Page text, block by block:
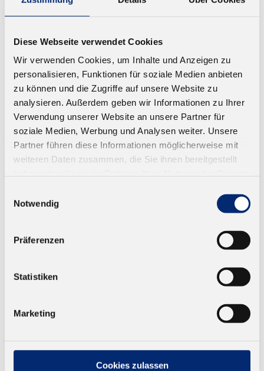
Diese Webseite verwendet Cookies
Wir verwenden Cookies, um Inhalte und Anzeigen zu
personalisieren, Funktionen für soziale Medien anbieten
zu können und die Zugriffe auf unsere Website zu
analysieren. Außerdem geben wir Informationen zu Ihrer
Verwendung unserer Website an unsere Partner für
soziale Medien, Werbung und Analysen weiter. Unsere
Partner führen diese Informationen möglicherweise mit
weiteren Daten zusammen, die Sie ihnen bereitgestellt
Notwendig
Präferenzen
Statistiken
Marketing
Cookies zulassen
594.1 N Silikon Dichtstoff, Suprasil -
weiß
Dauerelastisch. Neutral vernetzend
Ab 7,63 € zzgl. MwSt.
ZUM WARENKORB